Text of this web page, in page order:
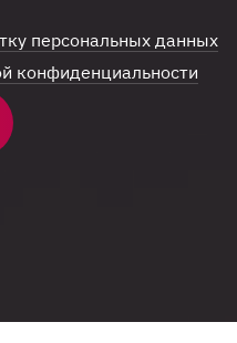
персональных данных
конфиденциальности